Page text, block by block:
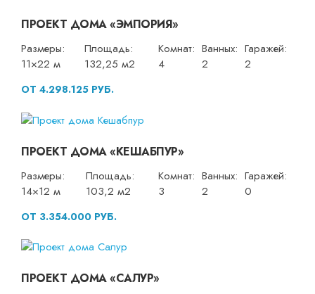
ПРОЕКТ ДОМА «ЭМПОРИЯ»
Размеры:
11×22 м
Площадь:
132,25 м2
Комнат:
4
Ванных:
2
Гаражей:
2
ОТ 4.298.125 РУБ.
ПРОЕКТ ДОМА «КЕШАБПУР»
Размеры:
14×12 м
Площадь:
103,2 м2
Комнат:
3
Ванных:
2
Гаражей:
0
ОТ 3.354.000 РУБ.
ПРОЕКТ ДОМА «САЛУР»